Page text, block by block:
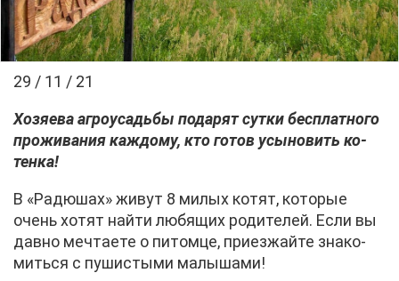
29 / 11 / 21
Хо­зя­е­ва аг­ро­усадь­бы по­да­рят сут­ки бес­плат­но­го
про­жи­ва­ния каж­до­му, кто го­тов усы­но­вить ко­
тен­ка!
В «Ра­дю­шах» жи­вут 8 ми­лых ко­тят, ко­то­рые
очень хо­тят най­ти лю­бя­щих ро­ди­те­лей. Ес­ли вы
дав­но меч­та­е­те о пи­том­це, при­ез­жай­те зна­ко­
мить­ся с пу­ши­сты­ми ма­лы­ша­ми!